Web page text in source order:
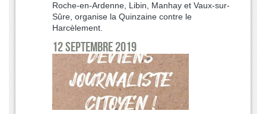
Roche-en-Ardenne, Libin, Manhay et Vaux-sur-
Sûre, organise la Quinzaine contre le
Harcèlement.
12 septembre 2019